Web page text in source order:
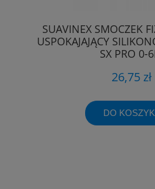
SUAVINEX SMOCZEK
USPOKAJAJĄCY
SX PRO 0-
26,75 zł
DO